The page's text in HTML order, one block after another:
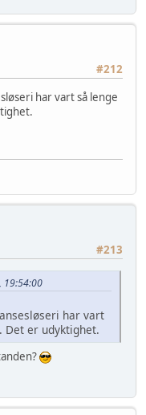
#212
har vart så lenge
#213
19:54:00
har vart
Det er udyktighet.